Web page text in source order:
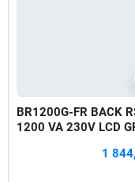
BR1200G-FR BACK
1200 VA 230V LCD
1